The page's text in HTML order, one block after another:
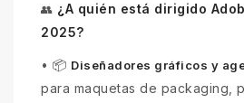
👥 ¿A quién está dirigido
2025?
• 📦 Diseñadores gráficos y
para maquetas de packaging,